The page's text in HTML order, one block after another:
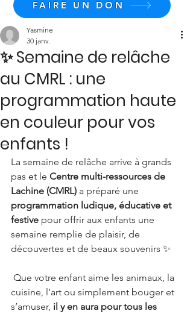
FAIRE UN DON
✨ Semaine de relâche
au CMRL : une
programmation haute
en couleur pour vos
enfants !
Yasmine
30 janv.
La semaine de relâche arrive à grands
pas et le Centre multi-ressources de
Lachine (CMRL) a préparé une
programmation ludique, éducative et
festive pour offrir aux enfants une
semaine remplie de plaisir, de
découvertes et de beaux souvenirs ✨
cuisine, l’art ou simplement bouger et
s’amuser, il y en aura pour tous les